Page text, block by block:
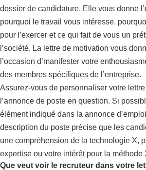
dossier de candidature. Elle vous donne
pourquoi le travail vous intéresse,
pour l’exercer et ce qui fait de vous un
l’société. La lettre de motivation vous
l’occasion d’manifester votre
des membres spécifiques de l’entreprise.
Assurez-vous de personnaliser votre
l’annonce de poste en question. Si
élément indiqué dans la annonce
description du poste précise que les
une compréhension de la technologie X,
expertise ou votre intérêt pour la méthode
Que veut voir le recruteur dans votre